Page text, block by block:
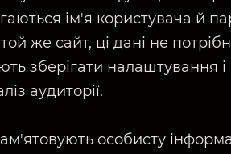
ім'я користувача й
той же сайт, ці дані не
зберігати налаштування
аудиторії.
особисту